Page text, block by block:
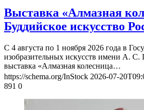
Выставка «Алмазная
Буддийское искусство
С 4 августа по 1 ноября 2026 года в
изобразительных искусств имени А.
выставка «Алмазная колесница…
https://schema.org/InStock 2026-07-
891 0